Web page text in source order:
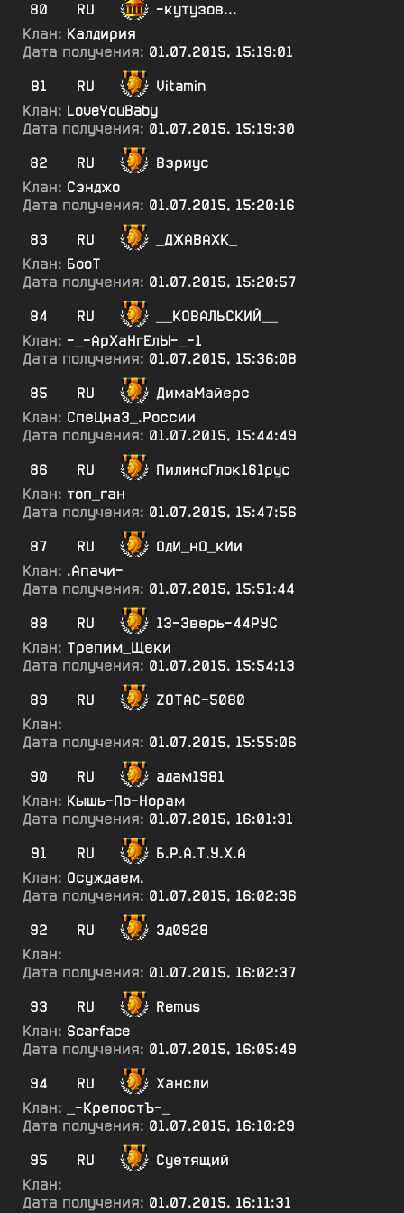
80
RU
-кутузов...
Клан: Калдирия
Дата получения: 01.07.2015, 15:19:01
81
RU
Vitamin
Клан: LoveYouBaby
Дата получения: 01.07.2015, 15:19:30
82
RU
Вэриус
Клан: Сэнджо
Дата получения: 01.07.2015, 15:20:16
83
RU
_ДЖАВАХК_
Клан: БооТ
Дата получения: 01.07.2015, 15:20:57
84
RU
__КОВАЛЬСКИЙ__
Клан: -_-АрХаНгЕлЫ-_-1
Дата получения: 01.07.2015, 15:36:08
85
RU
ДимаМайерс
Клан: СпеЦнаЗ_.России
Дата получения: 01.07.2015, 15:44:49
86
RU
ПилиноГлок161рус
Клан: топ_ган
Дата получения: 01.07.2015, 15:47:56
87
RU
ОдИ_нО_кИй
Клан: .Апачи-
Дата получения: 01.07.2015, 15:51:44
88
RU
13-Зверь-44РУС
Клан: Трепим_Щеки
Дата получения: 01.07.2015, 15:54:13
89
RU
ZOTAC-5080
Клан:
Дата получения: 01.07.2015, 15:55:06
90
RU
адам1981
Клан: Кышь-По-Норам
Дата получения: 01.07.2015, 16:01:31
91
RU
Б.Р.А.Т.У.Х.А
Клан: Осуждаем.
Дата получения: 01.07.2015, 16:02:36
92
RU
Эд0928
Клан:
Дата получения: 01.07.2015, 16:02:37
93
RU
Remus
Клан: Scarface
Дата получения: 01.07.2015, 16:05:49
94
RU
Хансли
Клан:
_-КрепостЪ-_
Дата получения: 01.07.2015, 16:10:29
95
RU
Суетящий
Клан:
Дата получения: 01.07.2015, 16:11:31